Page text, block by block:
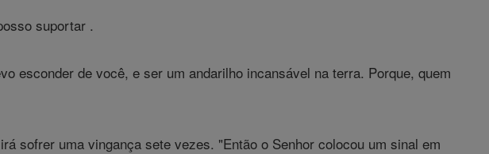
suportar .
esconder de você, e ser um andarilho incansável na terra. Porque, quem
sofrer uma vingança sete vezes. "Então o Senhor colocou um sinal em